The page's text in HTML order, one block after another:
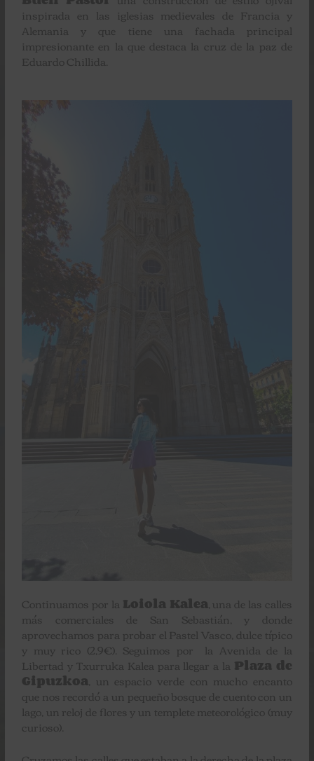
inspirada en las iglesias medievales de Francia y
Alemania y que tiene una fachada principal
impresionante en la que destaca la cruz de la paz de
Eduardo Chillida.
Continuamos por la Loiola Kalea, una de las calles
más comerciales de San Sebastián, y donde
aprovechamos para probar el Pastel Vasco, dulce típico
y muy rico (2,9€). Seguimos por la Avenida de la
Libertad y Txurruka Kalea para llegar a la Plaza de
Gipuzkoa , un espacio verde con mucho encanto
que nos recordó a un pequeño bosque de cuento con un
lago, un reloj de flores y un templete meteorológico (muy
curioso).